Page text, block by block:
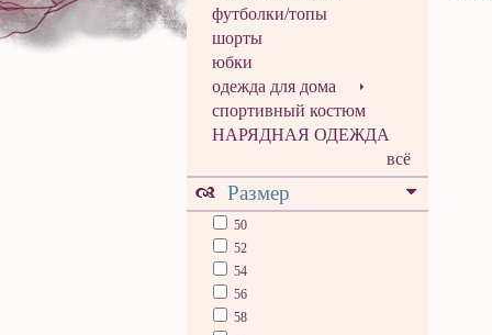
футболки/топы
шорты
юбки
одежда для дома
спортивный костюм
НАРЯДНАЯ ОДЕЖДА
всё
Размер
50
52
54
56
58